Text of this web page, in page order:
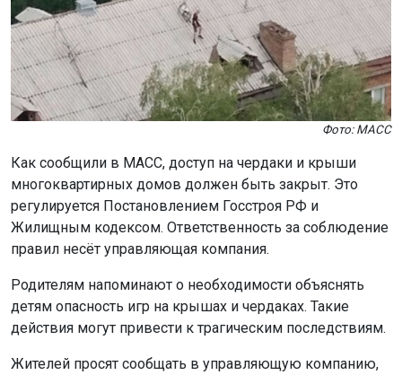
Фото: МАСС
Как сообщили в МАСС, доступ на чердаки и крыши
многоквартирных домов должен быть закрыт. Это
регулируется Постановлением Госстроя РФ и
Жилищным кодексом. Ответственность за соблюдение
правил несёт управляющая компания.
Родителям напоминают о необходимости объяснять
детям опасность игр на крышах и чердаках. Такие
действия могут привести к трагическим последствиям.
Жителей просят сообщать в управляющую компанию,